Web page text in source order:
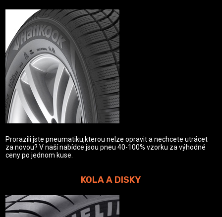
Prorazili jste pneumatiku,kterou nelze opravit a nechcete utrácet
za novou? V naší nabídce jsou pneu 40-100% vzorku za výhodné
ceny po jednom kuse.
KOLA A DISKY